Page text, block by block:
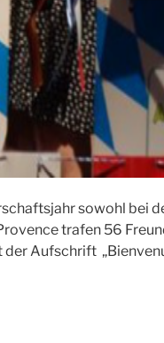
sowohl bei
trafen 56
Aufschrift